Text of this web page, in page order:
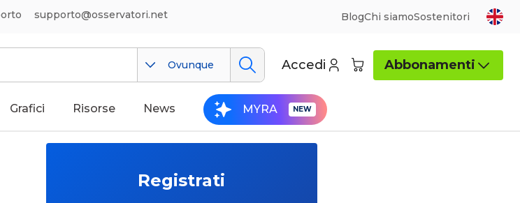
supporto@osservatori.net BlogChi siamoSostenitori
Ovunque Accedi Abbonamenti
Grafici Risorse News MYRA
Registrati